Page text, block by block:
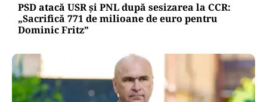
PSD atacă USR și PNL după sesizarea la CCR:
„Sacrifică 771 de milioane de euro pentru
Dominic Fritz”